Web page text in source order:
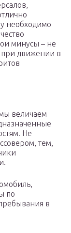
необходимо
минусы – не
движении в
величаем
Не
тем,
по
в